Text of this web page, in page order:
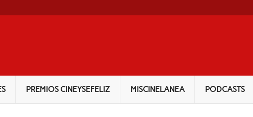
PREMIOS CINEYSEFELIZ MISCINELANEA PODCASTS